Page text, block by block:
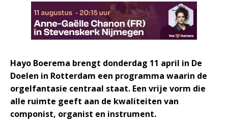
Hayo Boerema brengt donderdag 11 april in De
Doelen in Rotterdam een programma waarin de
orgelfantasie centraal staat. Een vrije vorm die
alle ruimte geeft aan de kwaliteiten van
componist, organist en instrument.